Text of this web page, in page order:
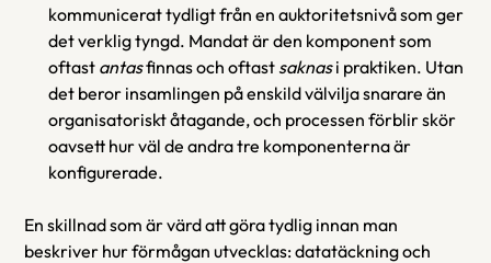
kommunicerat tydligt från en auktoritetsnivå som ger
det verklig tyngd. Mandat är den komponent som
oftast antas finnas och oftast saknas i praktiken. Utan
det beror insamlingen på enskild välvilja snarare än
organisatoriskt åtagande, och processen förblir skör
oavsett hur väl de andra tre komponenterna är
konfigurerade.
En skillnad som är värd att göra tydlig innan man
beskriver hur förmågan utvecklas: datatäckning och